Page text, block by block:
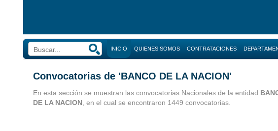
INICIO QUIENES SOMOS CONTRATACIONES
Consultorias Perú
Convocatorias de 'BANCO DE LA NACION'
En esta sección se muestran las convocatorias Nacionales de la entidad
DE LA NACION , en el cual se encontraron 1449 convocatorias.